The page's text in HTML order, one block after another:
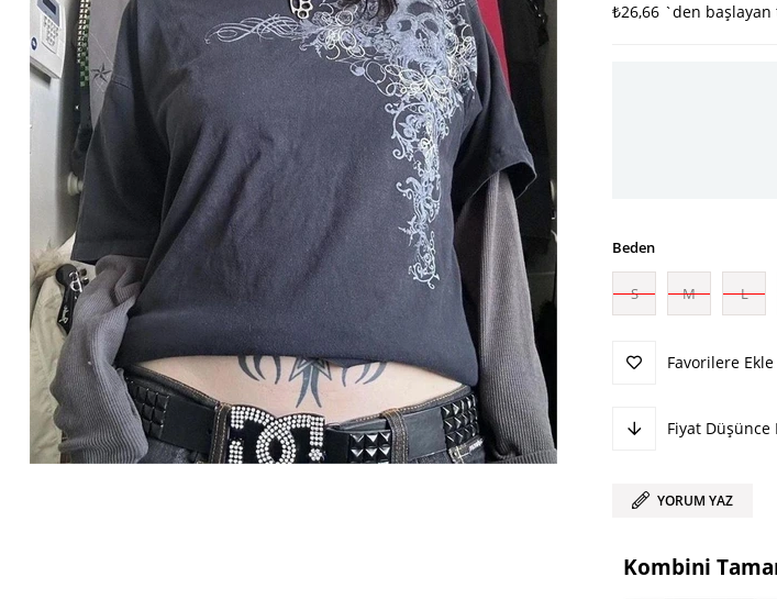
İndirim
₺26,66 `den
Beden
S M L
Favorilere Ekle
Fiyat Düşünce
YORUM YAZ
Kombini